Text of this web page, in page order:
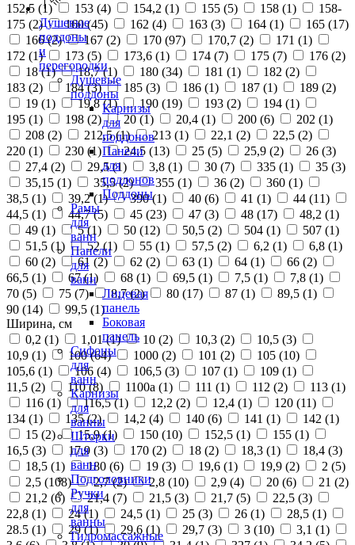
Душевые
поддоны
и
перегородки
Душевые
поддоны
Карнизы
для
поддонов
Панели
для
поддонов
Поддоны
Рамы
для
ванн
Панели
для
ванн
Лицевая
панель
Боковая
панель
Сифоны
для
ванн
Карнизы
для
ванны
Шторки
для
ванн
Подголовники
Ручки
для
ванны
Гидромассажные
152,5 (1) 153 (4) 154,2 (1) 155 (5) 158 (1)
158-
175 (2) 160 (45) 162 (4) 163 (3) 164 (1) 165 (17)
166 (2) 167 (2) 170 (97) 170,7 (2) 171 (1)
172 (1) 173 (5) 173,6 (1) 174 (7) 175 (7) 176 (2)
18 (1) 18,7 (1) 180 (34) 181 (1) 182 (2)
183 (2) 184 (3) 185 (3) 186 (1) 187 (1) 189 (2)
19 (1) 19,8 (1) 190 (19) 193 (2) 194 (1)
195 (1) 198 (2) 20 (1) 20,4 (1) 200 (6) 202 (1)
208 (2) 212,5 (1) 213 (1) 22,1 (2) 22,5 (2)
220 (1) 230 (1) 24,5 (13) 25 (5) 25,9 (2) 26 (3)
27,4 (2) 29,5 (1) 3,8 (1) 30 (7) 335 (1) 35 (3)
35,15 (1) 35,5 (2) 355 (1) 36 (2) 360 (1)
38,5 (1) 39,2 (1) 390 (1) 40 (6) 41 (1) 44 (11)
44,5 (1) 44,7 (5) 45 (23) 47 (3) 48 (17) 48,2 (1)
49 (1) 5 (1) 50 (12) 50,5 (2) 504 (1) 507 (1)
51,5 (1) 52 (1) 55 (1) 57,5 (2) 6,2 (1) 6,8 (1)
60 (2) 61 (2) 62 (2) 63 (1) 64 (1) 66 (2)
66,5 (1) 67 (1) 68 (1) 69,5 (1) 7,5 (1) 7,8 (1)
70 (5) 75 (7) 8,7 (2) 80 (17) 87 (1) 89,5 (1)
90 (14) 99,5 (1)
Ширина, см
0,2 (1) 1,01 (1) 10 (2) 10,3 (2) 10,5 (3)
10,9 (1) 100 (64) 1000 (2) 101 (2) 105 (10)
105,6 (1) 106 (4) 106,5 (3) 107 (1) 109 (1)
11,5 (2) 110 (8) 1100а (1) 111 (1) 112 (2) 113 (1)
116 (1) 116,5 (1) 12,2 (2) 12,4 (1) 120 (11)
134 (1) 135 (2) 14,2 (4) 140 (6) 141 (1) 142 (1)
15 (2) 15,9 (1) 150 (10) 152,5 (1) 155 (1)
16,5 (3) 17,9 (3) 170 (2) 18 (2) 18,3 (1) 18,4 (3)
18,5 (1) 180 (6) 19 (3) 19,6 (1) 19,9 (2) 2 (5)
2,5 (108) 2,7 (2) 2,8 (10) 2,9 (4) 20 (6) 21 (2)
21,2 (6) 21,4 (7) 21,5 (3) 21,7 (5) 22,5 (3)
22,8 (1) 24 (1) 24,5 (1) 25 (3) 26 (1) 28,5 (1)
28.5 (1) 29 (1) 29,6 (1) 29,7 (3) 3 (10) 3,1 (1)